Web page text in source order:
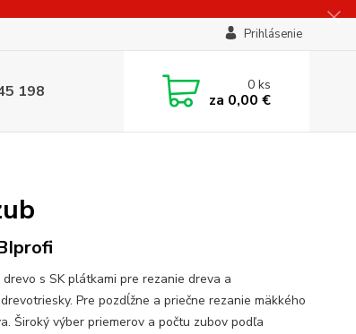
Prihlásenie
198 0ks
za 0,00 €
s SK plátkami pre rezanie dreva a
Pre pozdĺžne a priečne rezanie mäkkého
Široký výber priemerov a počtu zubov podľa